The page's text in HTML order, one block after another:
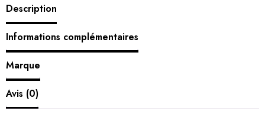
Description
Informations complémentaires
Marque
Avis (0)